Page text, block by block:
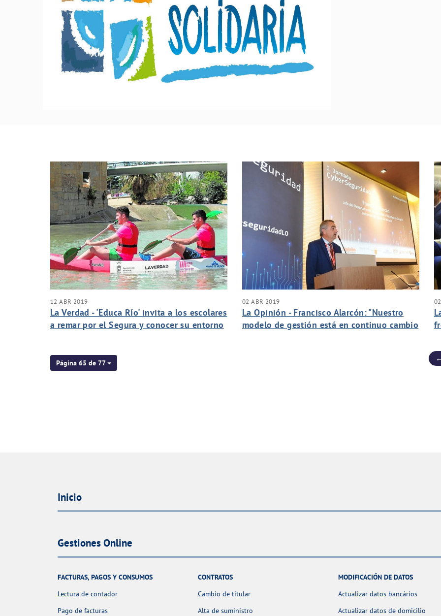
12 ABR 2019
La Verdad - 'Educa Río' invita a los escolares
a remar por el Segura y conocer su entorno
02 ABR 2019
La Opinión - Francisco Alarcón: "Nuestro
modelo de gestión está en continuo cambio
Página 65 de 77
Inicio
Gestiones Online
FACTURAS, PAGOS Y CONSUMOS
Lectura de contador
Pago de facturas
CONTRATOS
Cambio de titular
Alta de suministro
MODIFICACIÓN DE DATOS
Actualizar datos bancários
Actualizar datos de domicilio